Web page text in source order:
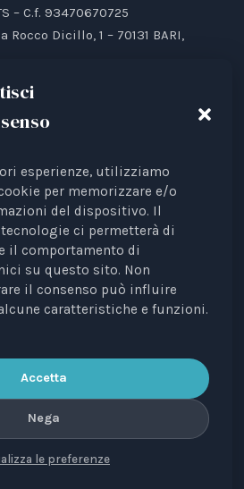
esperienze, utilizziamo
per memorizzare e/o
del dispositivo. Il
ci permetterà di
il comportamento di
su questo sito. Non
il consenso può influire
caratteristiche e funzioni.
Accetta
Nega
le preferenze
– C.f. 93470670725
Dicillo, 1 – 70131 BARI,
Italian Third Sector Entity
(Rep. 4 of 01/03/2022),
representative before the
Animali. Profili Etici, Scientifici e
registered with the Court of
COOKIE